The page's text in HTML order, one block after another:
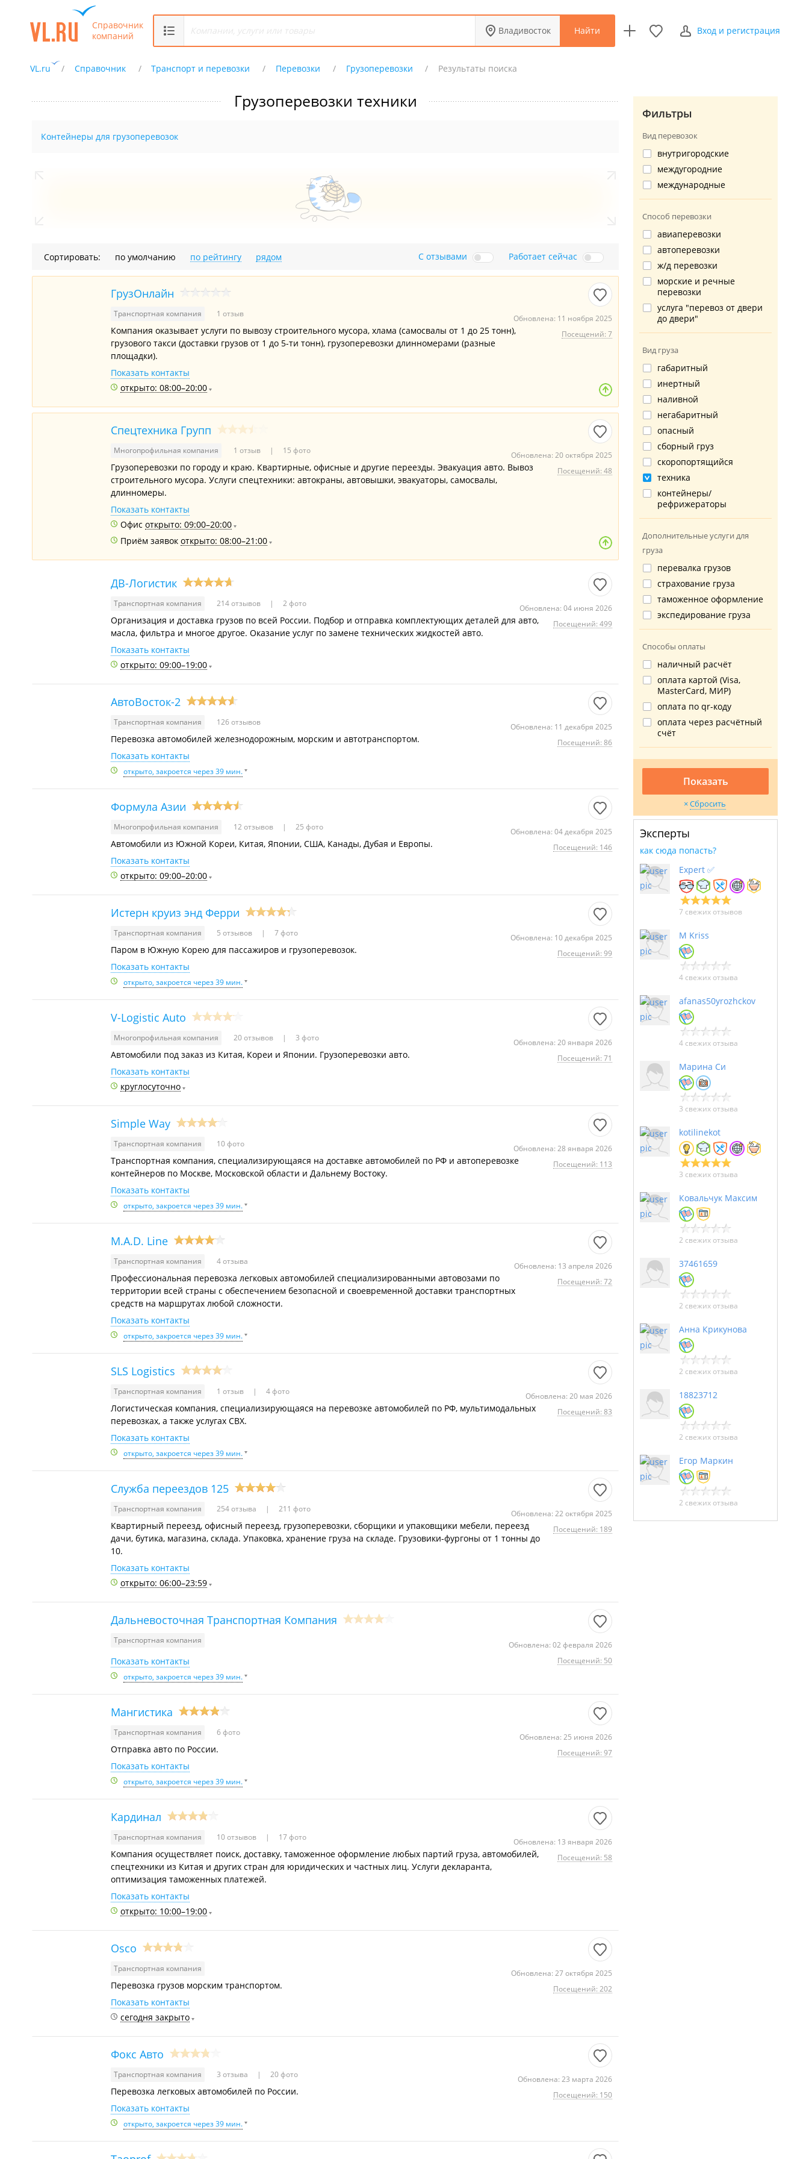
Справочник
компаний
Владивосток Найти Вход и регистрация
VL.ru Справочник Транспорт и перевозки Перевозки Грузоперевозки Результаты поиска
Грузоперевозки техники
Контейнеры для грузоперевозок
Сортировать: по умолчанию по рейтингу рядом С отзывами Работает сейчас
ГрузОнлайн
Транспортная компания 1 отзыв
Обновлена: 11 ноября 2025
Посещений: 7
Компания оказывает услуги по вывозу строительного мусора, хлама (самосвалы от 1 до 25 тонн),
грузового такси (доставки грузов от 1 до 5-ти тонн), грузоперевозки длинномерами (разные
площадки).
Показать контакты
открыто: 08:00–20:00
Спецтехника Групп
Многопрофильная компания 1 отзыв 15 фото
Обновлена: 20 октября 2025
Посещений: 48
Грузоперевозки по городу и краю. Квартирные, офисные и другие переезды. Эвакуация авто. Вывоз
строительного мусора. Услуги спецтехники: автокраны, автовышки, эвакуаторы, самосвалы,
длинномеры.
Показать контакты
Офис открыто: 09:00–20:00
Приём заявок открыто: 08:00–21:00
ДВ-Логистик
Транспортная компания 214 отзывов 2 фото
Обновлена: 04 июня 2026
Посещений: 499
Организация и доставка грузов по всей России. Подбор и отправка комплектующих деталей для авто,
масла, фильтра и многое другое. Оказание услуг по замене технических жидкостей авто.
Показать контакты
открыто: 09:00–19:00
АвтоВосток-2
Транспортная компания 126 отзывов
Обновлена: 11 декабря 2025
Посещений: 86
Перевозка автомобилей железнодорожным, морским и автотранспортом.
Показать контакты
открыто, закроется через 39 мин.
Формула Азии
Многопрофильная компания 12 отзывов 25 фото
Обновлена: 04 декабря 2025
Посещений: 146
Автомобили из Южной Кореи, Китая, Японии, США, Канады, Дубая и Европы.
Показать контакты
открыто: 09:00–20:00
Истерн круиз энд Ферри
Транспортная компания 5 отзывов 7 фото
Обновлена: 10 декабря 2025
Посещений: 99
Паром в Южную Корею для пассажиров и грузоперевозок.
Показать контакты
открыто, закроется через 39 мин.
V-Logistic Auto
Многопрофильная компания 20 отзывов 3 фото
Обновлена: 20 января 2026
Посещений: 71
Автомобили под заказ из Китая, Кореи и Японии. Грузоперевозки авто.
Показать контакты
круглосуточно
Simple Way
Транспортная компания 10 фото
Обновлена: 28 января 2026
Посещений: 113
Транспортная компания, специализирующаяся на доставке автомобилей по РФ и автоперевозке
контейнеров по Москве, Московской области и Дальнему Востоку.
Показать контакты
открыто, закроется через 39 мин.
M.A.D. Line
Транспортная компания 4 отзыва
Обновлена: 13 апреля 2026
Посещений: 72
Профессиональная перевозка легковых автомобилей специализированными автовозами по
территории всей страны с обеспечением безопасной и своевременной доставки транспортных
средств на маршрутах любой сложности.
Показать контакты
открыто, закроется через 39 мин.
SLS Logistics
Транспортная компания 1 отзыв 4 фото
Обновлена: 20 мая 2026
Посещений: 83
Логистическая компания, специализирующаяся на перевозке автомобилей по РФ, мультимодальных
перевозках, а также услугах СВХ.
Показать контакты
открыто, закроется через 39 мин.
Служба переездов 125
Транспортная компания 254 отзыва 211 фото
Обновлена: 22 октября 2025
Посещений: 189
Квартирный переезд, офисный переезд, грузоперевозки, сборщики и упаковщики мебели, переезд
дачи, бутика, магазина, склада. Упаковка, хранение груза на складе. Грузовики-фургоны от 1 тонны до
10.
Показать контакты
открыто: 06:00–23:59
Дальневосточная Транспортная Компания
Транспортная компания
Обновлена: 02 февраля 2026
Посещений: 50
Показать контакты
открыто, закроется через 39 мин.
Мангистика
Транспортная компания 6 фото
Обновлена: 25 июня 2026
Посещений: 97
Отправка авто по России.
Показать контакты
открыто, закроется через 39 мин.
Кардинал
Транспортная компания 10 отзывов 17 фото
Обновлена: 13 января 2026
Посещений: 58
Компания осуществляет поиск, доставку, таможенное оформление любых партий груза, автомобилей,
спецтехники из Китая и других стран для юридических и частных лиц. Услуги декларанта,
оптимизация таможенных платежей.
Показать контакты
открыто: 10:00–19:00
Osco
Транспортная компания
Обновлена: 27 октября 2025
Посещений: 202
Перевозка грузов морским транспортом.
Показать контакты
сегодня закрыто
Фокс Авто
Транспортная компания 3 отзыва 20 фото
Обновлена: 23 марта 2026
Посещений: 150
Перевозка легковых автомобилей по России.
Показать контакты
открыто, закроется через 39 мин.
Фильтры
Вид перевозок
внутригородские
междугородние
международные
Способ перевозки
авиаперевозки
автоперевозки
ж/д перевозки
морские и речные
перевозки
услуга "перевоз от двери
до двери"
Вид груза
габаритный
инертный
наливной
негабаритный
опасный
сборный груз
скоропортящийся
техника
контейнеры/
рефрижераторы
Дополнительные услуги для
груза
перевалка грузов
страхование груза
таможенное оформление
экспедирование груза
Способы оплаты
наличный расчёт
оплата картой (Visa,
MasterCard, МИР)
оплата по qr-коду
оплата через расчётный
счёт
Показать
Сбросить
Эксперты
как сюда попасть?
Expert ✅
7 свежих отзывов
M Kriss
4 свежих отзыва
afanas50yrozhckov
4 свежих отзыва
Марина Си
3 свежих отзыва
kotilinekot
3 свежих отзыва
Ковальчук Максим
2 свежих отзыва
37461659
2 свежих отзыва
Анна Крикунова
2 свежих отзыва
18823712
2 свежих отзыва
Егор Маркин
2 свежих отзыва